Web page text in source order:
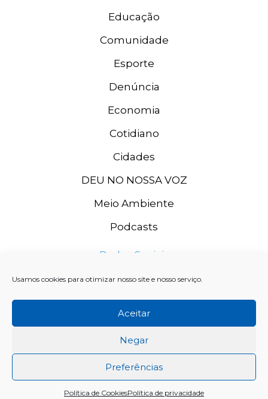
Usamos cookies para otimizar nosso site e nosso serviço.
Aceitar
Negar
Preferências
Política de CookiesPolítica de privacidade
Educação
Comunidade
Esporte
Denúncia
Economia
Cotidiano
Cidades
DEU NO NOSSA VOZ
Meio Ambiente
Podcasts
Redes Sociais